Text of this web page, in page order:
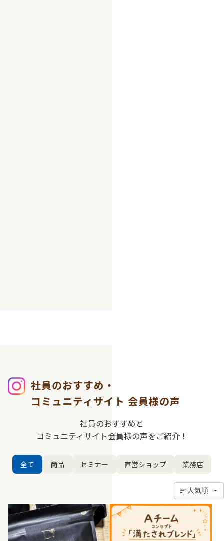
社員のおすすめ・
コミュニティサイト 会員様の声
社員のおすすめと
コミュニティサイト会員様の声をご紹介！
全て 商品 セミナー 直営ショップ 業務店
人気順